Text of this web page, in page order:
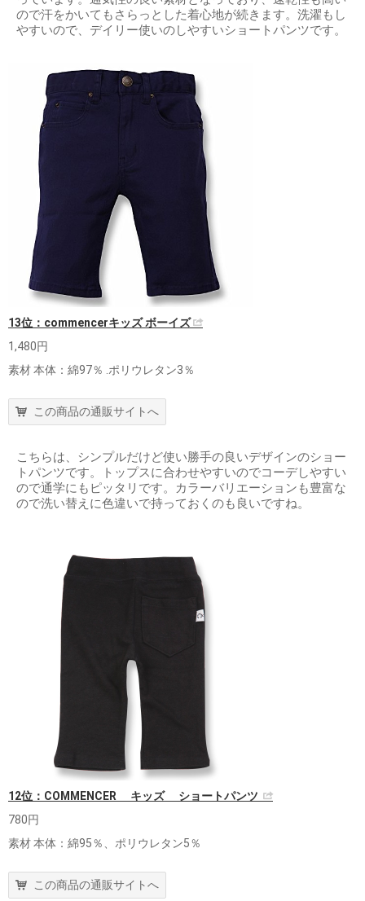
ので汗をかいてもさらっとした着心地が続きます。洗濯もし
やすいので、デイリー使いのしやすいショートパンツです。
13位：commencerキッズ ボーイズ
1,480円
素材 本体：綿97％ .ポリウレタン3％
この商品の通販サイトへ
こちらは、シンプルだけど使い勝手の良いデザインのショー
トパンツです。トップスに合わせやすいのでコーデしやすい
ので通学にもピッタリです。カラーバリエーションも豊富な
ので洗い替えに色違いで持っておくのも良いですね。
12位：COMMENCER キッズ ショートパンツ
780円
素材 本体：綿95％、ポリウレタン5％
この商品の通販サイトへ